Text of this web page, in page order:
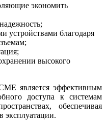
экономить
устройствами благодаря
высокого
является эффективным
доступа к системам
обеспечивая
эксплуатации.